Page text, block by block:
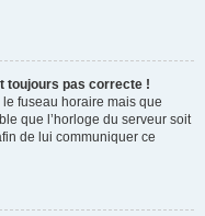
toujours pas correcte !
fuseau horaire mais que
que l’horloge du serveur soit
de lui communiquer ce